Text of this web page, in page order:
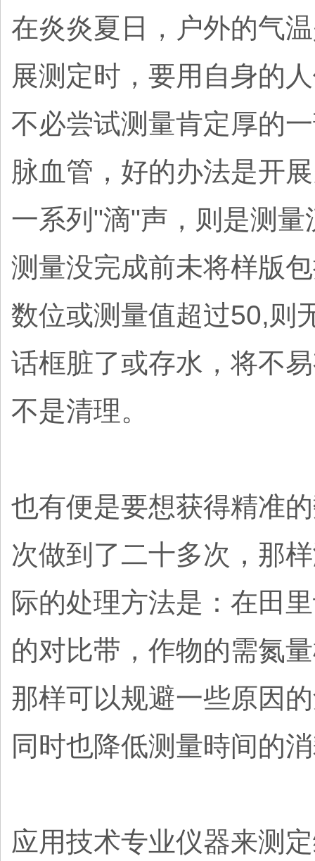
在炎炎夏日，户外的气
展测定时，要用自身的
不必尝试测量肯定厚的
脉血管，好的办法是开
一系列"滴"声，则是测
测量没完成前未将样版
数位或测量值超过50,则
话框脏了或存水，将不
不是清理。
也有便是要想获得精准
次做到了二十多次，那
际的处理方法是：在田
的对比带，作物的需氮
那样可以规避一些原因
同时也降低测量時间的
应用技术专业仪器来测